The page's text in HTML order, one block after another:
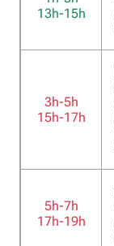
13h-15h
3h-5h
15h-17h
5h-7h
17h-19h